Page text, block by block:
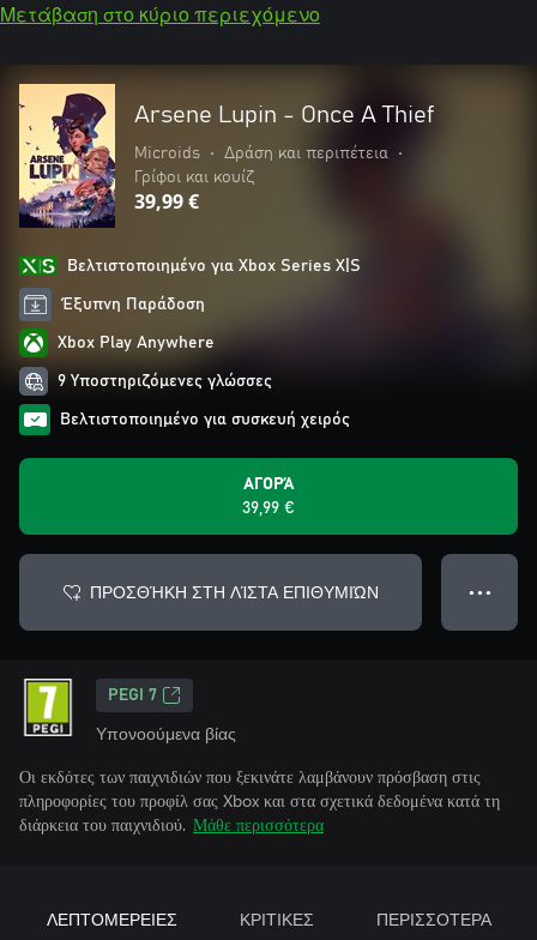
Μετάβαση στο κύριο περιεχόμενο
Arsene Lupin - Once A Thief
Microids • Δράση και περιπέτεια
•
Γρίφοι και κουίζ
39,99 €
Βελτιστοποιημένο για Xbox Series X|S
Έξυπνη Παράδοση
Xbox Play Anywhere
9 Υποστηριζόμενες γλώσσες
Βελτιστοποιημένο για συσκευή χειρός
ΑΓΟΡΆ
39,99 €
ΠΡΟΣΘΉΚΗ ΣΤΗ ΛΊΣΤΑ ΕΠΙΘΥΜΙΏΝ ● ● ●
PEGI 7
Υπονοούμενα βίας
Οι εκδότες των παιχνιδιών που ξεκινάτε λαμβάνουν πρόσβαση στις
πληροφορίες του προφίλ σας Xbox και στα σχετικά δεδομένα κατά τη
διάρκεια του παιχνιδιού. Μάθε περισσότερα
ΛΕΠΤΟΜΕΡΕΙΕΣ ΚΡΙΤΙΚΕΣ ΠΕΡΙΣΣΟΤΕΡΑ